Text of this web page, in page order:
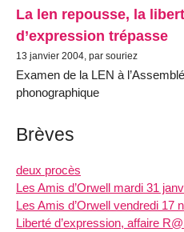
La len repousse, la
d’expression trépasse
13 janvier 2004, par souriez
Examen de la LEN à
phonographique
Brèves
deux procès
Les Amis d’Orwell mardi 31
Les Amis d’Orwell vendredi 17
Liberté d’expression, affaire